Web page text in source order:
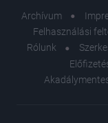
Archívum
Felhasználási
Rólunk